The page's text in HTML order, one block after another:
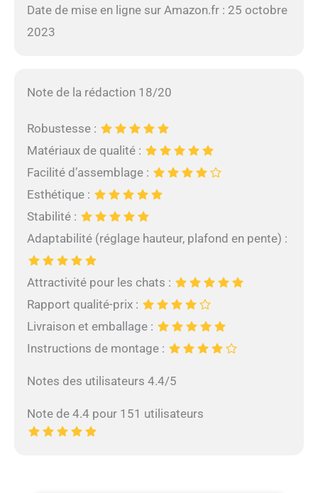
Date de mise en ligne sur Amazon.fr : 25 octobre
2023
Note de la rédaction 18/20
Robustesse :
Matériaux de qualité :
Facilité d’assemblage :
Esthétique :
Stabilité :
Adaptabilité (réglage hauteur, plafond en pente) :
Attractivité pour les chats :
Rapport qualité-prix :
Livraison et emballage :
Instructions de montage :
Notes des utilisateurs 4.4/5
Note de 4.4 pour 151 utilisateurs